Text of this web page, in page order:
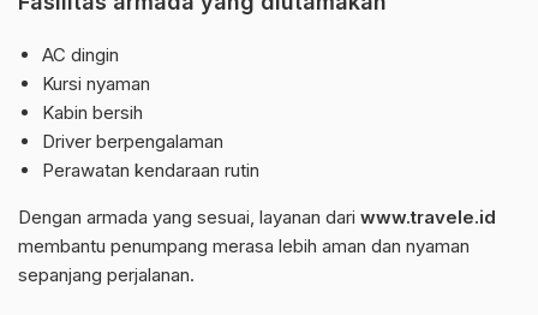
AC dingin
Kursi nyaman
Kabin bersih
Driver berpengalaman
Perawatan kendaraan rutin
Dengan armada yang sesuai, layanan dari www.travele.id
membantu penumpang merasa lebih aman dan nyaman
sepanjang perjalanan.